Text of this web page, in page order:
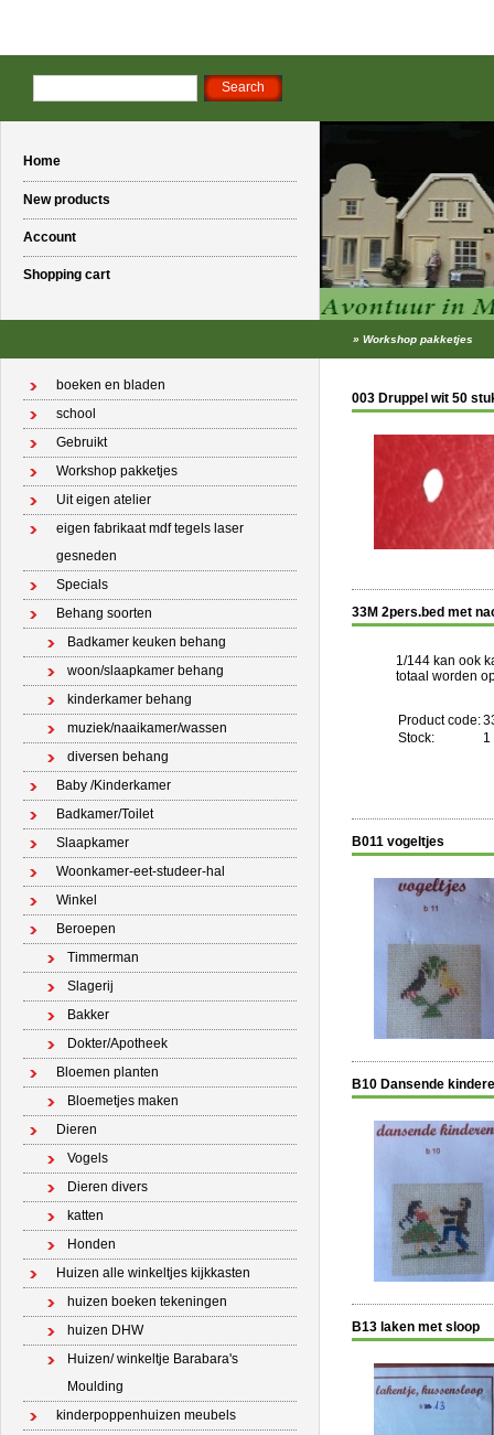
Home
New products
Account
Shopping cart
» Workshop pakketjes
boeken en bladen
school
Gebruikt
Workshop pakketjes
Uit eigen atelier
eigen fabrikaat mdf tegels laser
gesneden
Specials
Behang soorten
Badkamer keuken behang
woon/slaapkamer behang
kinderkamer behang
muziek/naaikamer/wassen
diversen behang
Baby /Kinderkamer
Badkamer/Toilet
Slaapkamer
Woonkamer-eet-studeer-hal
Winkel
Beroepen
Timmerman
Slagerij
Bakker
Dokter/Apotheek
Bloemen planten
Bloemetjes maken
Dieren
Vogels
Dieren divers
katten
Honden
Huizen alle winkeltjes kijkkasten
huizen boeken tekeningen
huizen DHW
Huizen/ winkeltje Barabara's
Moulding
kinderpoppenhuizen meubels
003 Druppel wit 50
33M 2pers.bed met
1/144 kan ook
totaal worden
Product code:
Stock:
1
B011 vogeltjes
B10 Dansende
B13 laken met sloop